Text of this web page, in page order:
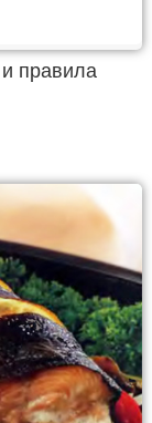
правила